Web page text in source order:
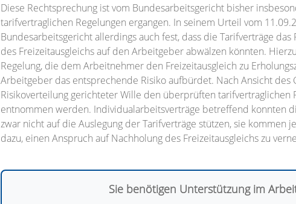
Diese Rechtsprechung ist vom Bundesarbeitsgericht bisher
tarifvertraglichen Regelungen ergangen. In seinem Urteil vom
Bundesarbeitsgericht allerdings auch fest, dass die Tarifverträge das
des Freizeitausgleichs auf den Arbeitgeber abwälzen könnten.
Regelung, die dem Arbeitnehmer den Freizeitausgleich zu
Arbeitgeber das entsprechende Risiko aufbürdet. Nach Ansicht des
Risikoverteilung gerichteter Wille den überprüften tarifvertraglichen
entnommen werden. Individualarbeitsverträge betreffend konnten
zwar nicht auf die Auslegung der Tarifverträge stützen, sie kommen
dazu, einen Anspruch auf Nachholung des Freizeitausgleichs zu
Sie benötigen Unterstützung im